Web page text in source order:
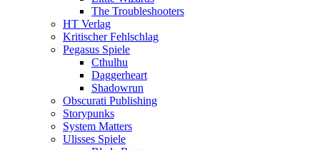
The Troubleshooters
HT Verlag
Kritischer Fehlschlag
Pegasus Spiele
Cthulhu
Daggerheart
Shadowrun
Obscurati Publishing
Storypunks
System Matters
Ulisses Spiele